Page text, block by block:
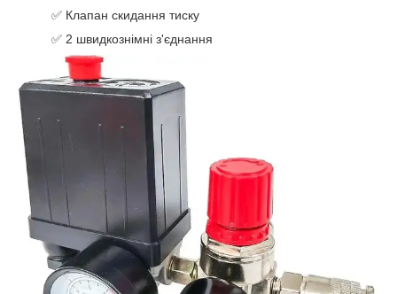
✅ Клапан скидання тиску
✅ 2 швидкознімні з'єднання